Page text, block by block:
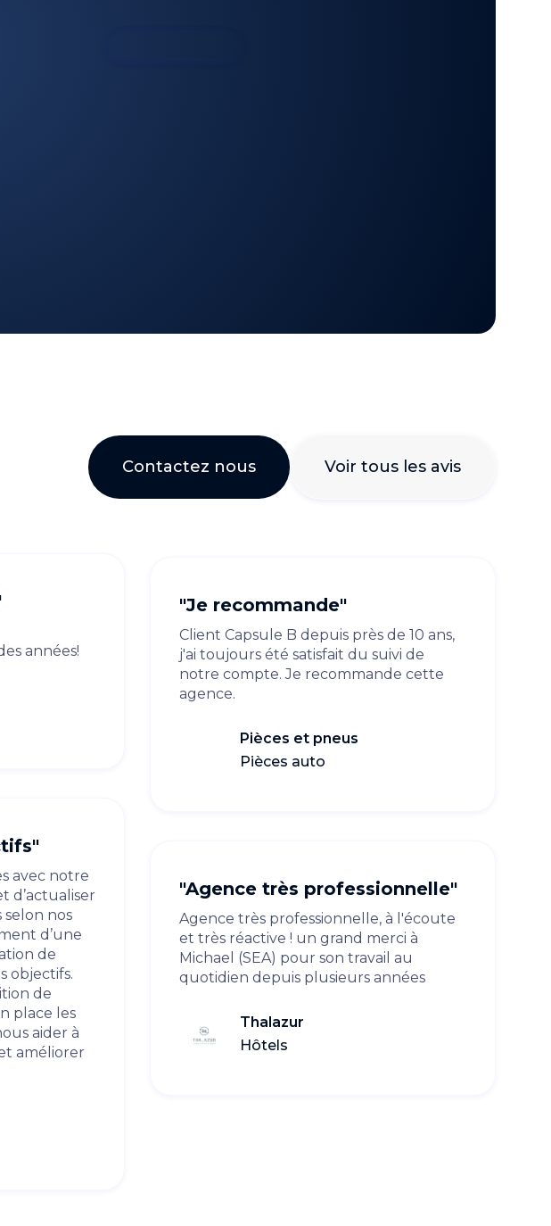
Contactez nous Voir tous les avis
années!
"Je recommande"
Client Capsule B depuis près de 10 ans,
j'ai toujours été satisfait du suivi de
notre compte. Je recommande cette
agence.
Pièces et pneus
Pièces auto
avec notre
d’actualiser
selon nos
d’une
de
objectifs.
de
place les
aider à
améliorer
"Agence très professionnelle"
Agence très professionnelle, à l'écoute
et très réactive ! un grand merci à
Michael (SEA) pour son travail au
quotidien depuis plusieurs années
Thalazur
Hôtels